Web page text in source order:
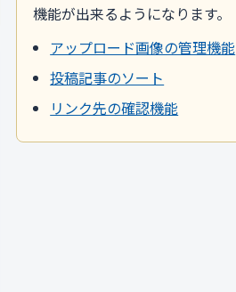
機能が出来るようになります。
アップロード画像の管理機能
投稿記事のソート
リンク先の確認機能